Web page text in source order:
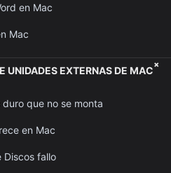
en Mac
Mac
UNIDADES EXTERNAS DE MAC+
que no se monta
en Mac
Discos fallo